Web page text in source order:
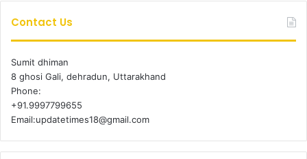
Contact Us
Sumit dhiman
8 ghosi Gali, dehradun, Uttarakhand
Phone:
+91.9997799655
Email:updatetimes18@gmail.com